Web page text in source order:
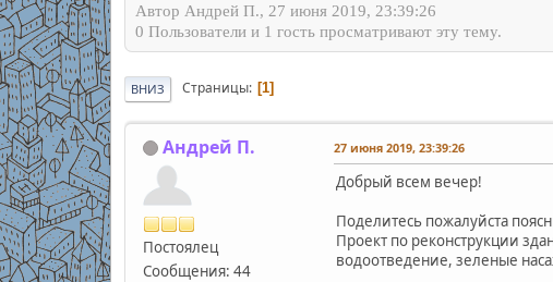
Автор Андрей П., 27 июня 2019, 23:39:26
0 Пользователи и 1 гость просматривают эту тему.
ВНИЗ Страницы 1
Андрей П.
Постоялец
Сообщения: 44
27 июня 2019, 23:39:26
Добрый всем вечер!
Поделитесь пожалуйста
Проект по реконструкции
водоотведение, зеленые